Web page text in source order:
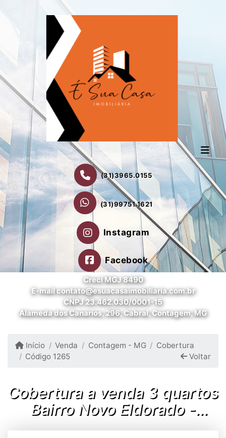
(31)3965.0155
(31)99751.1621
Instagram
Facebook
Creci MGJ 8490
E-mail contato@esuacasaimobiliaria.com.br
CNPJ 23.462.030/0001-15
Alameda dos Canarios, 296, Cabral, Contagem, MG
Início Venda Contagem - MG
Cobertura
Código 1265
Voltar
Cobertura a venda 3 quartos
Bairro Novo Eldorado -
Contagem/MG